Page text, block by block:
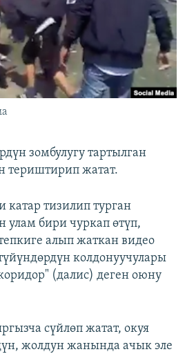
зомбулугу тартылган
териштирип жатат.
катар тизилип турган
улам бири чуркап өтүп,
алып жаткан видео
колдонуучулары
(далис) деген оюну
сүйлөп жатат, окуя
жолдун жанында ачык эле